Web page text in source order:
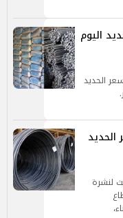
اليوم
الحديد
الحديد
لنشرة